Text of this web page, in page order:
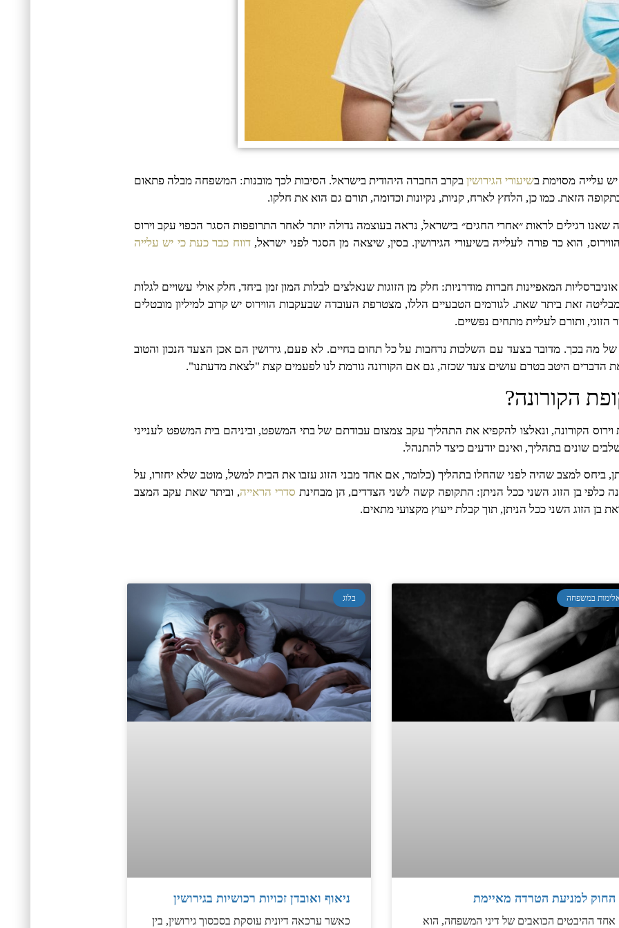
עלייה מסוימת בשיעורי הגירושיןבקרב החברה היהודית בישראל. הסיבות לכך מובנות: המשפחה מבלה פתאום
הזאת. כמו כן, הלחץ לארח, קניות, נקיונות וכדומה, תורם גם הוא את חלקו.
רגילים לראות ״אחרי החגים״ בישראל, נראה בעוצמה גדולה יותר לאחר התרופפות הסגר הכפוי עקב וירוס
הוא כר פורה לעלייה בשיעורי הגירושין. בסין, שיצאה מן הסגר לפני ישראל,דווח כבר כעת כי יש עלייה
המאפיינות חברות מודרניות: חלק מן הזוגות שנאלצים לבלות המון זמן ביחד, חלק אולי עשויים לגלות
זאת ביתר שאת. לגורמים הטבעיים הללו, מצטרפת העובדה שבעקבות הווירוס יש קרוב למיליון מובטלים
ותורם לעליית מתחים נפשיים.
מה בכך. מדובר בצעד עם השלכות נרחבות על כל תחום בחיים. לא פעם, גירושין הם אכן הצעד הנכון והטוב
הדברים היטב בטרם עושים צעד שכזה, גם אם הקורונה גורמת לנו לפעמים קצת "לצאת מדעתנו".
הקורונה?
וירוס הקורונה, ונאלצו להקפיא את התהליך עקב צמצום עבודתם של בתי המשפט, וביניהם בית המשפט לענייני
שונים בתהליך, ואינם יודעים כיצד להתנהל.
ביחס למצב שהיה לפני שהחלו בתהליך (כלומר, אם אחד מבני הזוג עזבו את הבית למשל, מוטב שלא יחזרו, על
כלפי בן הזוג השני ככל הניתן: התקופה קשה לשני הצדדים, הן מבחינת סדרי הראייה, וביתר שאת עקב המצב
הזוג השני ככל הניתן, תוך קבלת ייעוץ מקצועי מתאים.
במשפחה
החוק למניעת הטרדה מאיימת
אחד ההיבטים הכואבים של דיני המשפחה, הוא
בלוג
ניאוף ואובדן זכויות רכושיות בגירושין
כאשר ערכאה דיונית עוסקת בסכסוך גירושין, בין